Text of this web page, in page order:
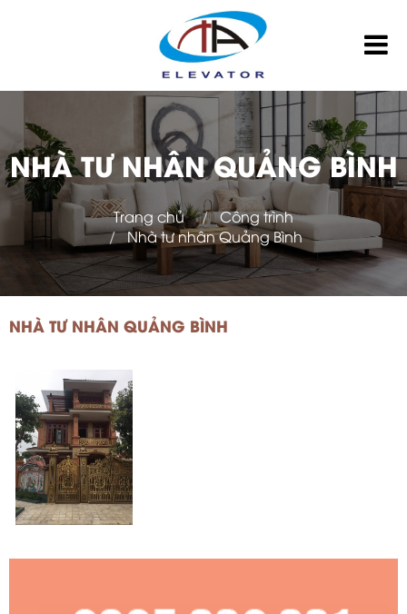
NHÀ TƯ NHÂN QUẢNG BÌNH
Trang chủ
Công trình
Nhà tư nhân Quảng Bình
NHÀ TƯ NHÂN QUẢNG BÌNH